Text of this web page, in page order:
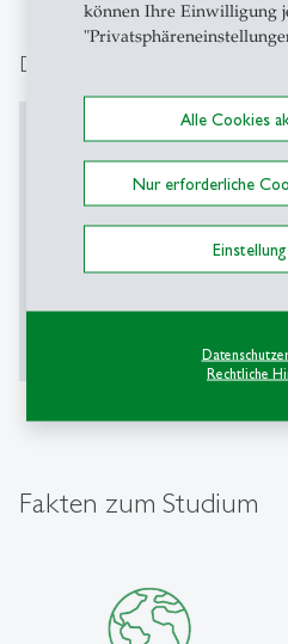
können Ihre Einwilligung
Alle Cookies
Nur erforderliche
Rechtliche
Die MLE-Community
Inhalt erfordert
Fakten zum Studium